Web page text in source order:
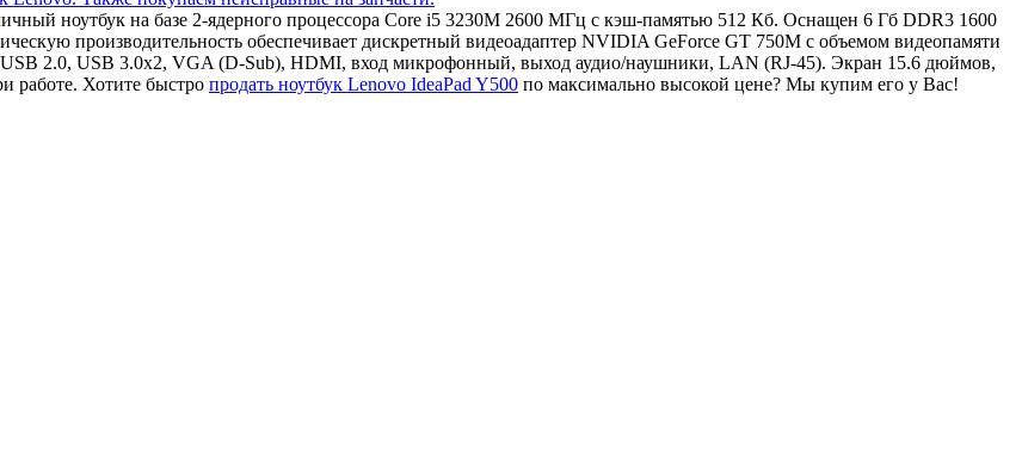
ноутбук на базе 2-ядерного процессора Core i5 3230M 2600 МГц с кэш-памятью 512 Кб. Оснащен 6 Гб DDR3 1600
производительность обеспечивает дискретный видеоадаптер NVIDIA GeForce GT 750M с объемом видеопамяти
2.0, USB 3.0x2, VGA (D-Sub), HDMI, вход микрофонный, выход аудио/наушники, LAN (RJ-45). Экран 15.6 дюймов,
работе. Хотите быстро продать ноутбук Lenovo IdeaPad Y500 по максимально высокой цене? Мы купим его у Вас!